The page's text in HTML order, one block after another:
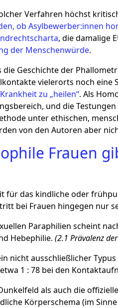
Verfahren höchst
ob Asylbewerber:innen
, die damalige
der Menschenwürde.
Geschichte der
vielerorts noch
zu „heilen“. Als
und die
unter ethischen,
von den Autoren aber
Frauen
für das kindliche oder
bei Frauen hingegen nur
Paraphilien scheint
Hebephilie. (2.1 Prävalenz
nicht ausschließlicher
1 : 78 bei den
als auch die
Körperschema (im